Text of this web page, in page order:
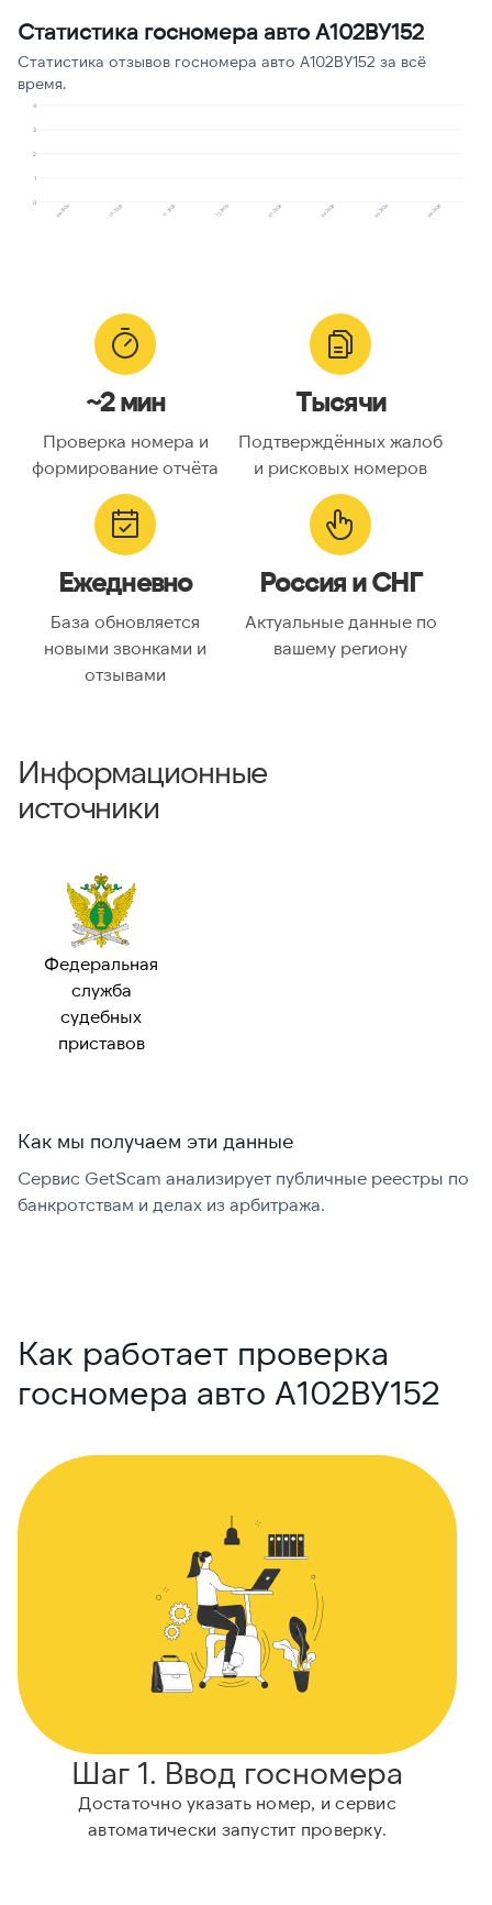
Статистика госномера авто А102ВУ152
Статистика отзывов госномера авто А102ВУ152 за всё
время.
0
1
2
3
4
09.2025 10.2025 11.2025 12.2025 01.2026 04.2026 05.2026 06.2026
~2 мин
Проверка номера и
формирование отчёта
Тысячи
Подтверждённых жалоб
и рисковых номеров
Ежедневно
База обновляется
новыми звонками и
отзывами
Россия и СНГ
Актуальные данные по
вашему региону
Информационные
источники
Федеральная
служба
судебных
приставов
Как мы получаем эти данные
Сервис GetScam анализирует публичные реестры по
банкротствам и делах из арбитража.
Как работает проверка
госномера авто А102ВУ152
Шаг 1. Ввод госномера
Достаточно указать номер, и сервис
автоматически запустит проверку.